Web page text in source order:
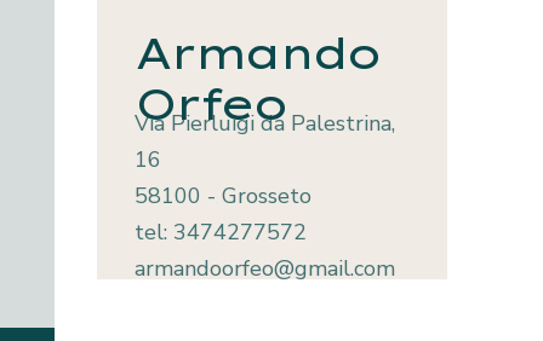
Armando
Orfeo
Via Pierluigi da Palestrina,
16
58100 - Grosseto
tel: 3474277572
armandoorfeo@gmail.com